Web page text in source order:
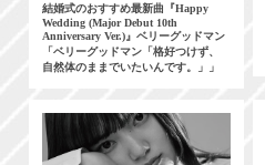
結婚式のおすすめ最新曲『Happy
Wedding (Major Debut 10th
Anniversary Ver.)』ベリーグッドマン
「ベリーグッドマン「格好つけず、
自然体のままでいたいんです。」」